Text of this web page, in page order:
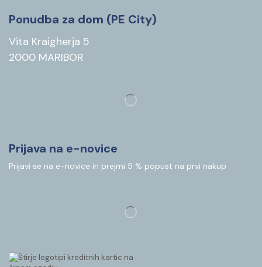
Ponudba za dom (PE City)
Vita Kraigherja 5
2000 MARIBOR
Prijava na e-novice
Prijavi se na e-novice in prejmi 5 % popust na prvi nakup